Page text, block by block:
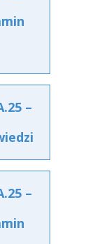
–
–